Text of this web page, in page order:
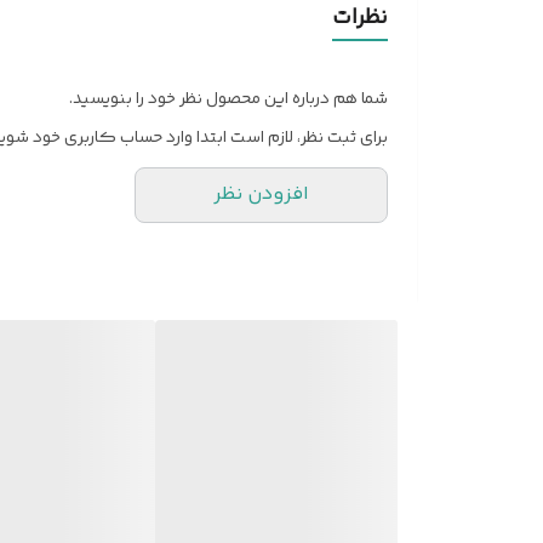
نظرات
شما هم درباره این محصول نظر خود را بنویسید.
برای ثبت نظر، لازم است ابتدا وارد حساب کاربری خود
افزودن نظر